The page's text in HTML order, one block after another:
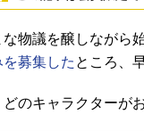
物議を醸しながら
募集した ところ、
のキャラクターが